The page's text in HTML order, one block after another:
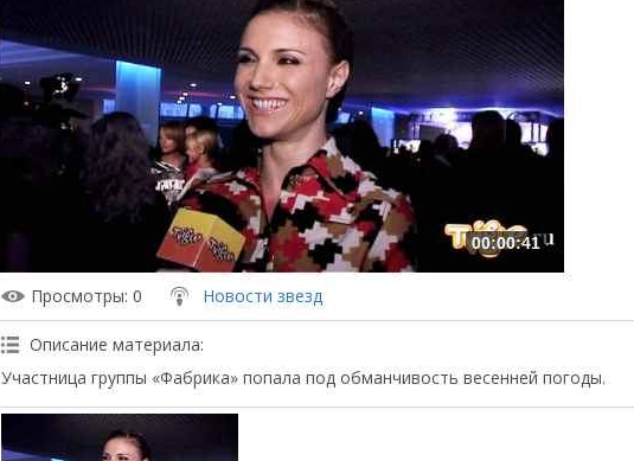
00:00:41
Просмотры: 0 Новости звезд
Описание материала:
Участница группы «Фабрика» попала под обманчивость весенней погоды.